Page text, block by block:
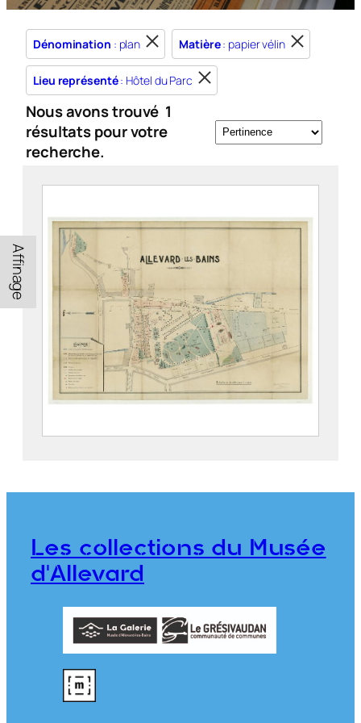
Dénomination : plan Matière: papier vélin
Lieu représenté: Hôtel du Parc
Nous avons trouvé 1
résultats pour votre
recherche.
Affinage
Parc thermal d’Allevard
Les collections du Musée
d'Allevard